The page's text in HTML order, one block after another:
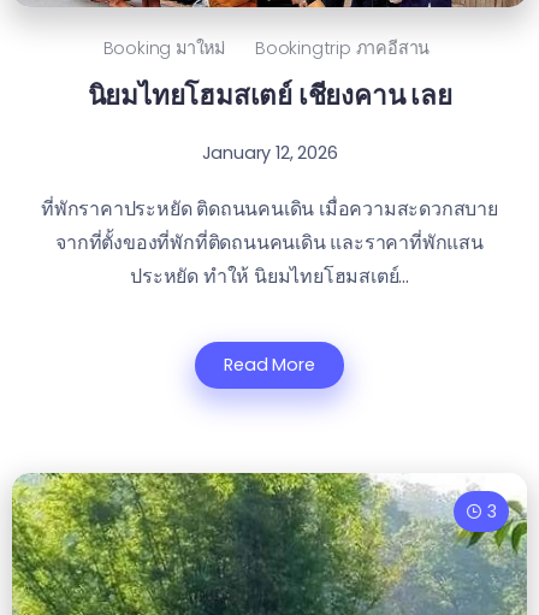
Booking มาใหม่ Bookingtrip ภาคอีสาน
นิยมไทยโฮมสเตย์ เชียงคาน เลย
January 12, 2026
ที่พักราคาประหยัด ติดถนนคนเดิน เมื่อความสะดวกสบาย
จากที่ตั้งของที่พักที่ติดถนนคนเดิน และราคาที่พักแสน
ประหยัด ทำให้ นิยมไทยโฮมสเตย์...
Read More
3